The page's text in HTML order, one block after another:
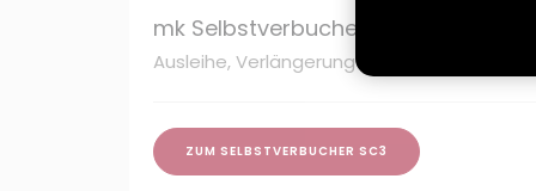
mk Selbstverbucher SC3
Ausleihe, Verlängerung und Rückgabe von
ZUM SELBSTVERBUCHER SC3